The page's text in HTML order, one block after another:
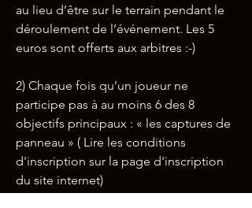
au lieu d’être sur le terrain pendant le
déroulement de l’événement. Les 5
euros sont offerts aux arbitres :-)
2) Chaque fois qu’un joueur ne
participe pas à au moins 6 des 8
objectifs principaux : « les captures de
panneau » ( Lire les conditions
d'inscription sur la page d'inscription
du site internet)